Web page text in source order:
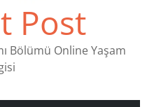
Post
Bölümü Online Yaşam